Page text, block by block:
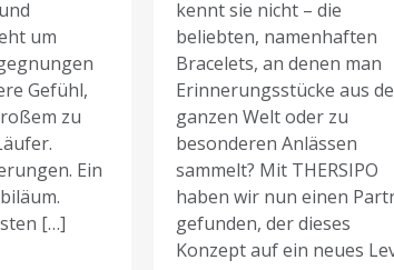
um
Gefühl,
zu
Ein
[…]
kennt sie nicht – die
beliebten, namenhaften
Bracelets, an denen man
Erinnerungsstücke aus
ganzen Welt oder zu
besonderen Anlässen
sammelt? Mit THERSIPO
haben wir nun einen
gefunden, der dieses
Konzept auf ein neues